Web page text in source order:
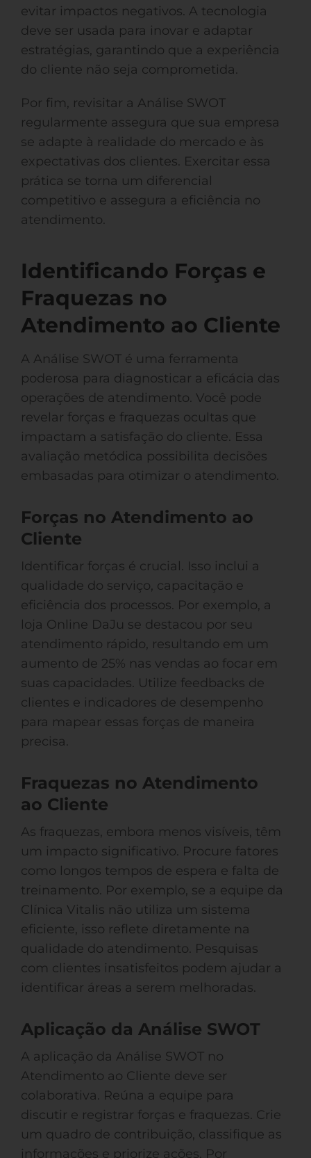
evitar impactos negativos. A tecnologia
deve ser usada para inovar e adaptar
estratégias, garantindo que a experiência
do cliente não seja comprometida.
Por fim, revisitar a Análise SWOT
regularmente assegura que sua empresa
se adapte à realidade do mercado e às
expectativas dos clientes. Exercitar essa
prática se torna um diferencial
competitivo e assegura a eficiência no
atendimento.
Identificando Forças e
Fraquezas no
Atendimento ao Cliente
A Análise SWOT é uma ferramenta
poderosa para diagnosticar a eficácia das
operações de atendimento. Você pode
revelar forças e fraquezas ocultas que
impactam a satisfação do cliente. Essa
avaliação metódica possibilita decisões
embasadas para otimizar o atendimento.
Forças no Atendimento ao
Cliente
Identificar forças é crucial. Isso inclui a
qualidade do serviço, capacitação e
eficiência dos processos. Por exemplo, a
loja Online DaJu se destacou por seu
atendimento rápido, resultando em um
aumento de 25% nas vendas ao focar em
suas capacidades. Utilize feedbacks de
clientes e indicadores de desempenho
para mapear essas forças de maneira
precisa.
Fraquezas no Atendimento
ao Cliente
As fraquezas, embora menos visíveis, têm
um impacto significativo. Procure fatores
como longos tempos de espera e falta de
treinamento. Por exemplo, se a equipe da
Clínica Vitalis não utiliza um sistema
eficiente, isso reflete diretamente na
qualidade do atendimento. Pesquisas
com clientes insatisfeitos podem ajudar a
identificar áreas a serem melhoradas.
Aplicação da Análise SWOT
A aplicação da Análise SWOT no
Atendimento ao Cliente deve ser
colaborativa. Reúna a equipe para
discutir e registrar forças e fraquezas. Crie
um quadro de contribuição, classifique as
informações e priorize ações. Por